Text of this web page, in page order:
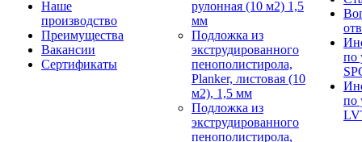
Наше
производство
Преимущества
Вакансии
Сертификаты
рулонная (10 м2) 1,5
мм
Подложка из
экструдированного
пенополистирола,
Planker, листовая (10
м2), 1,5 мм
Подложка из
экструдированного
пенополистирола,
по
по